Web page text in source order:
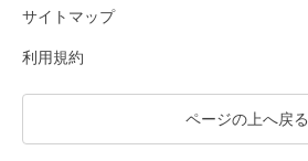
サイトマップ
利用規約
ページの上へ戻る